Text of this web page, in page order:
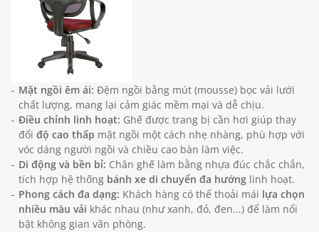
Mặt ngồi êm ái: Đệm ngồi bằng mút (mousse) bọc vải lưới
chất lượng, mang lại cảm giác mềm mại và dễ chịu.
Điều chỉnh linh hoạt: Ghế được trang bị cần hơi giúp thay
đổi độ cao thấp mặt ngồi một cách nhẹ nhàng, phù hợp với
vóc dáng người ngồi và chiều cao bàn làm việc.
Di động và bền bỉ: Chân ghế làm bằng nhựa đúc chắc chắn,
tích hợp hệ thống bánh xe di chuyển đa hướng linh hoạt.
Phong cách đa dạng: Khách hàng có thể thoải mái lựa chọn
nhiều màu vải khác nhau (như xanh, đỏ, đen...) để làm nổi
bật không gian văn phòng.